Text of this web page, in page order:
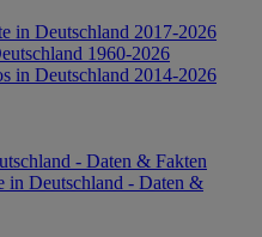
in Deutschland 2017-2026
1960-2026
in Deutschland 2014-2026
- Daten & Fakten
in Deutschland - Daten &